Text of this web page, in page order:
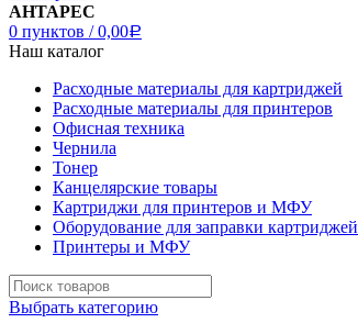
АНТАРЕС
0 пунктов / 0,00Р
Наш каталог
Расходные материалы для картриджей
Расходные материалы для принтеров
Офисная техника
Чернила
Тонер
Канцелярские товары
Картриджи для принтеров и МФУ
Оборудование для заправки картриджей
Принтеры и МФУ
Выбрать категорию